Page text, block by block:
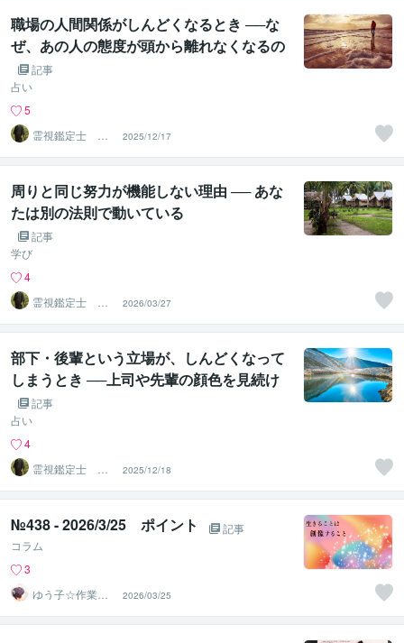
職場の人間関係がしんどくなるとき ──な
ぜ、あの人の態度が頭から離れなくなるの
か 記事
占い
5
霊視鑑定士 神
凪
2025/12/17
周りと同じ努力が機能しない理由 ── あな
たは別の法則で動いている
記事
学び
4
霊視鑑定士 神
凪
2026/03/27
部下・後輩という立場が、しんどくなって
しまうとき ──上司や先輩の顔色を見続け
て疲れているあなたへ
記事
占い
4
霊視鑑定士 神
凪
2025/12/18
№438 - 2026/3/25 ポイント
記事
コラム
3
ゆう子☆作業療
法士＆ライフコ
ーチ
2026/03/25